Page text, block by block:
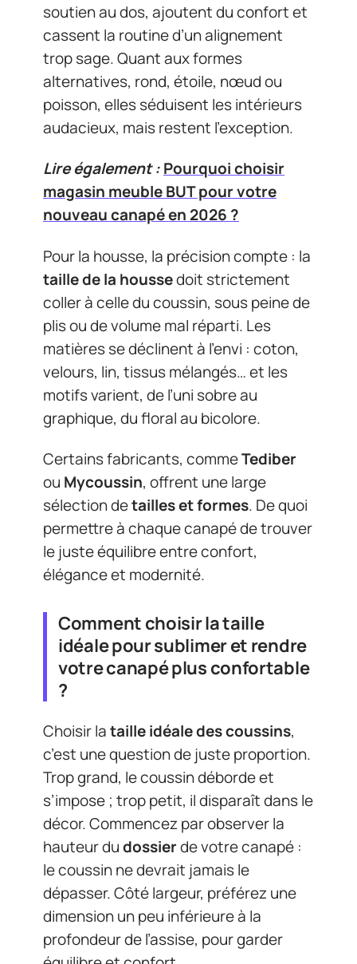
soutien au dos, ajoutent du confort et
cassent la routine d’un alignement
trop sage. Quant aux formes
alternatives, rond, étoile, nœud ou
poisson, elles séduisent les intérieurs
audacieux, mais restent l’exception.
Lire également :Pourquoi choisir
magasin meuble BUT pour votre
nouveau canapé en 2026 ?
Pour la housse, la précision compte : la
taille de la houssedoit strictement
coller à celle du coussin, sous peine de
plis ou de volume mal réparti. Les
matières se déclinent à l’envi : coton,
velours, lin, tissus mélangés… et les
motifs varient, de l’uni sobre au
graphique, du floral au bicolore.
Certains fabricants, commeTediber
ou Mycoussin, offrent une large
sélection detailles et formes. De quoi
permettre à chaque canapé de trouver
le juste équilibre entre confort,
élégance et modernité.
Comment choisir la taille
idéale pour sublimer et rendre
votre canapé plus confortable
?
Choisir lataille idéale des coussins,
c’est une question de juste proportion.
Trop grand, le coussin déborde et
s’impose ; trop petit, il disparaît dans le
décor. Commencez par observer la
hauteur dudossierde votre canapé :
le coussin ne devrait jamais le
dépasser. Côté largeur, préférez une
dimension un peu inférieure à la
profondeur de l’assise, pour garder